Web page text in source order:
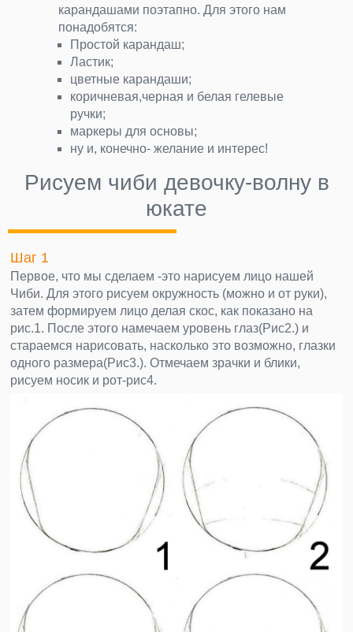
карандашами поэтапно. Для этого нам
понадобятся:
Простой карандаш;
Ластик;
цветные карандаши;
коричневая,черная и белая гелевые
ручки;
маркеры для основы;
ну и, конечно- желание и интерес!
Рисуем чиби девочку-волну в
юкате
Шаг 1
Первое, что мы сделаем -это нарисуем лицо нашей
Чиби. Для этого рисуем окружность (можно и от руки),
затем формируем лицо делая скос, как показано на
рис.1. После этого намечаем уровень глаз(Рис2.) и
стараемся нарисовать, насколько это возможно, глазки
одного размера(Рис3.). Отмечаем зрачки и блики,
рисуем носик и рот-рис4.